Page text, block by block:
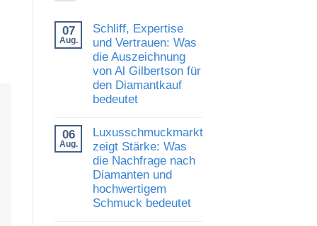
07
Aug.
Schliff, Expertise
und Vertrauen: Was
die Auszeichnung
von Al Gilbertson für
den Diamantkauf
bedeutet
zu
Schliff,
Expertise
und
Vertrauen:
Was
die
Auszeichnung
06
Aug.
Luxusschmuckmarkt
zeigt Stärke: Was
die Nachfrage nach
Diamanten und
hochwertigem
Schmuck bedeutet